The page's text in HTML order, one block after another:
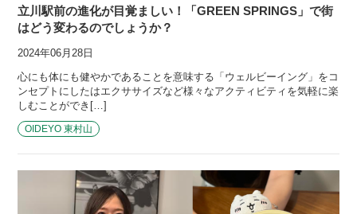
立川駅前の進化が目覚ましい！「GREEN SPRINGS」で街
はどう変わるのでしょうか？
2024年06月28日
心にも体にも健やかであることを意味する「ウェルビーイング」をコ
ンセプトにしたはエクササイズなど様々なアクティビティを気軽に楽
しむことができ[…]
OIDEYO 東村山